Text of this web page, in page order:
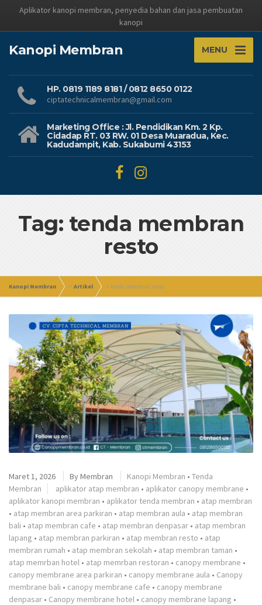
Aplikator kanopi membran, penyedia bahan dan jasa pembuatan
kanopi
Kanopi Membran MENU
HP. 0819 1189 8181 / 0812 8650 0122
ciptatechnicalmembran@gmail.com
Marketing Office : Jl. Pendidikan Km. 2 Kp.
Cidadap RT. 03 RW. 01 Desa Muaradua, Kec.
Kadudampit, Kab. Sukabumi 43153
Tag: tenda membran
resto
Kanopi Membran >Artikel >tenda membran resto
Maret 1, 2026 ByMembran Kanopi Membran • Tenda
Membran
aplikator atap membran • aplikator canopy membrane •
aplikator kanopi membran • aplikator tenda membran • atap membran
• atap membran area parkiran • atap membran aula • atap membran
bali • atap membran cafe • atap membran denpasar • atap membran
lapang • atap membran parkiran • atap membran resto • atap
membran rumah • atap membran sekolah • atap membran taman •
atap memrban hotel • atap memrban restoran • canopy membrane •
canopy membrane area parkiran • canopy membrane aula • Canopy
membrane bali • canopy membrane cafe • canopy membrane
denpasar • Canopy membrane hotel • canopy membrane lapang •